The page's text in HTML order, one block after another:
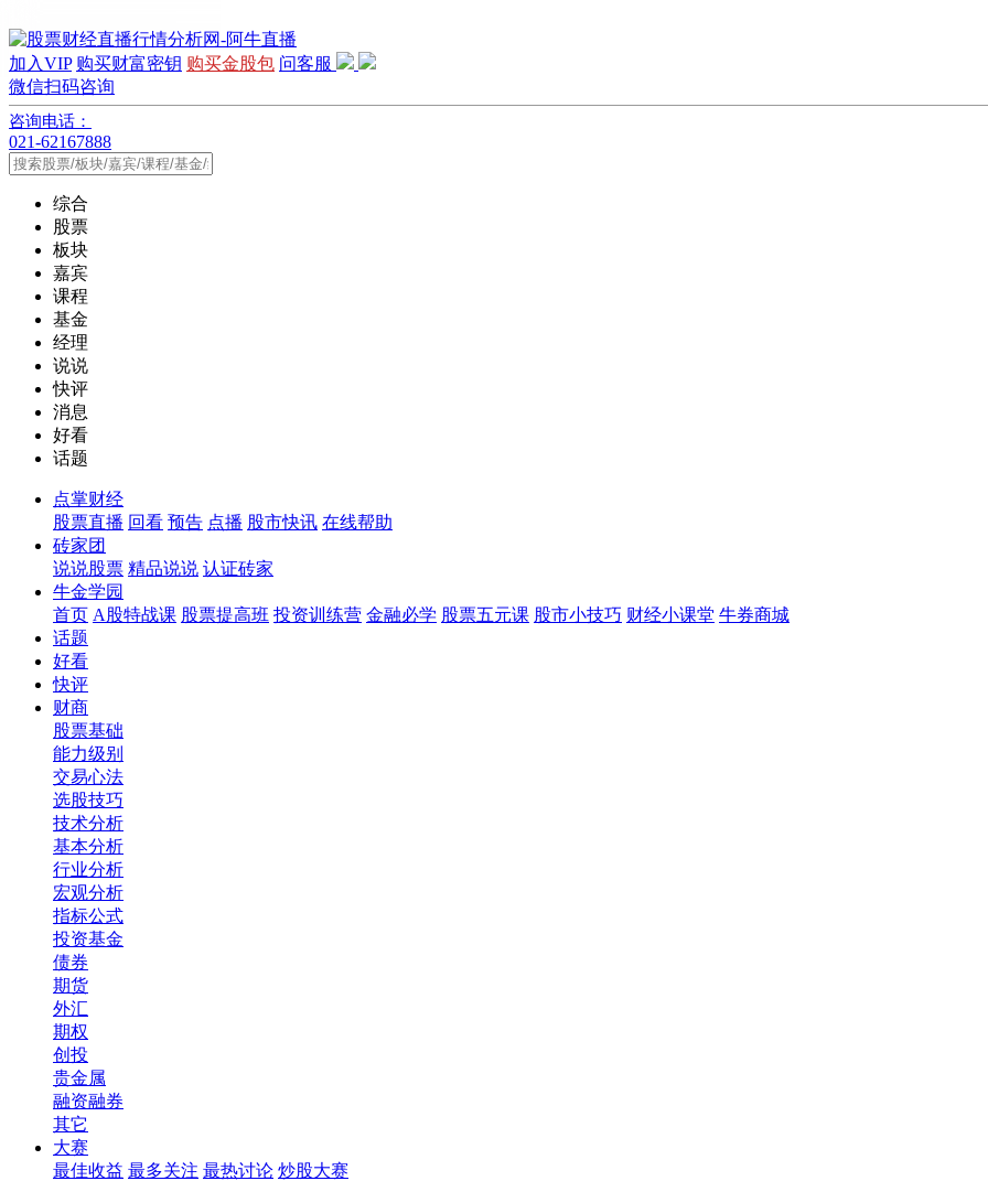
加入VIP 购买财富密钥 购买金股包 问客服
微信扫码咨询
咨询电话：
021-62167888
综合
股票
板块
嘉宾
课程
基金
经理
说说
快评
消息
好看
话题
点掌财经
股票直播 回看 预告 点播 股市快讯 在线帮助
砖家团
说说股票 精品说说 认证砖家
牛金学园
首页 A股特战课 股票提高班 投资训练营 金融必学 股票五元课 股市小技巧 财经小课堂 牛券商城
话题
好看
快评
财商
股票基础
能力级别
交易心法
选股技巧
技术分析
基本分析
行业分析
宏观分析
指标公式
投资基金
债券
期货
外汇
期权
创投
贵金属
融资融券
其它
大赛
最佳收益 最多关注 最热讨论 炒股大赛